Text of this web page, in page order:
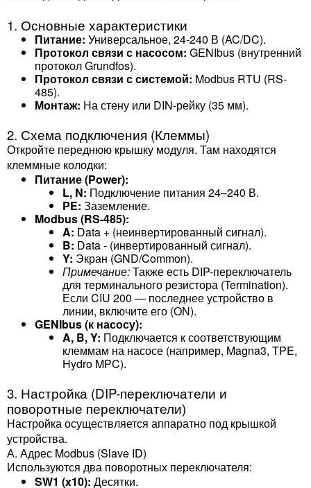
1. Основные характеристики
Питание: Универсальное, 24-240 В (AC/DC).
Протокол связи с насосом: GENIbus (внутренний
протокол Grundfos).
Протокол связи с системой: Modbus RTU (RS-
485).
Монтаж: На стену или DIN-рейку (35 мм).
2. Схема подключения (Клеммы)
Откройте переднюю крышку модуля. Там находятся
клеммные колодки:
Питание (Power):
L, N: Подключение питания 24–240 В.
PE: Заземление.
Modbus (RS-485):
A: Data + (неинвертированный сигнал).
B: Data - (инвертированный сигнал).
Y: Экран (GND/Common).
Примечание:Также есть DIP-переключатель
для терминального резистора (Termination).
Если CIU 200 — последнее устройство в
линии, включите его (ON).
GENIbus (к насосу):
A, B, Y: Подключается к соответствующим
клеммам на насосе (например, Magna3, TPE,
Hydro MPC).
3. Настройка (DIP-переключатели и
поворотные переключатели)
Настройка осуществляется аппаратно под крышкой
устройства.
А. Адрес Modbus (Slave ID)
Используются два поворотных переключателя:
SW1 (x10): Десятки.